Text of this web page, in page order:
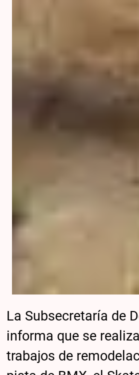
La Subsecretaría de
informa que se
trabajos de